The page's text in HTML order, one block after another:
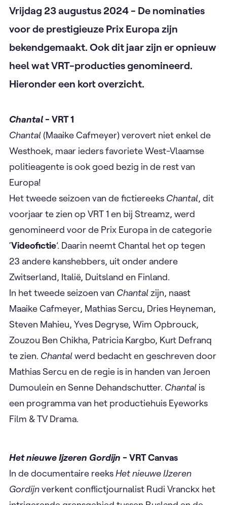
Vrijdag 23 augustus 2024 - De nominaties
voor de prestigieuze Prix Europa zijn
bekendgemaakt. Ook dit jaar zijn er opnieuw
heel wat VRT-producties genomineerd.
Hieronder een kort overzicht.
Chantal- VRT 1
Chantal(Maaike Cafmeyer) verovert niet enkel de
Westhoek, maar ieders favoriete West-Vlaamse
politieagente is ook goed bezig in de rest van
Europa!
Het tweede seizoen van de fictiereeks Chantal, dit
voorjaar te zien op VRT 1 en bij Streamz, werd
genomineerd voor de Prix Europa in de categorie
‘Videofictie’. Daarin neemt Chantal het op tegen
23 andere kanshebbers, uit onder andere
Zwitserland, Italië, Duitsland en Finland.
In het tweede seizoen van Chantalzijn, naast
Maaike Cafmeyer, Mathias Sercu, Dries Heyneman,
Steven Mahieu, Yves Degryse, Wim Opbrouck,
Zouzou Ben Chikha, Patricia Kargbo, Kurt Defranq
te zien. Chantalwerd bedacht en geschreven door
Mathias Sercu en de regie is in handen van Jeroen
Dumoulein en Senne Dehandschutter. Chantal is
een programma van het productiehuis Eyeworks
Film & TV Drama.
Het nieuwe Ijzeren Gordijn - VRT Canvas
In de documentaire reeksHet nieuwe IJzeren
Gordijnverkent conflictjournalist Rudi Vranckx het